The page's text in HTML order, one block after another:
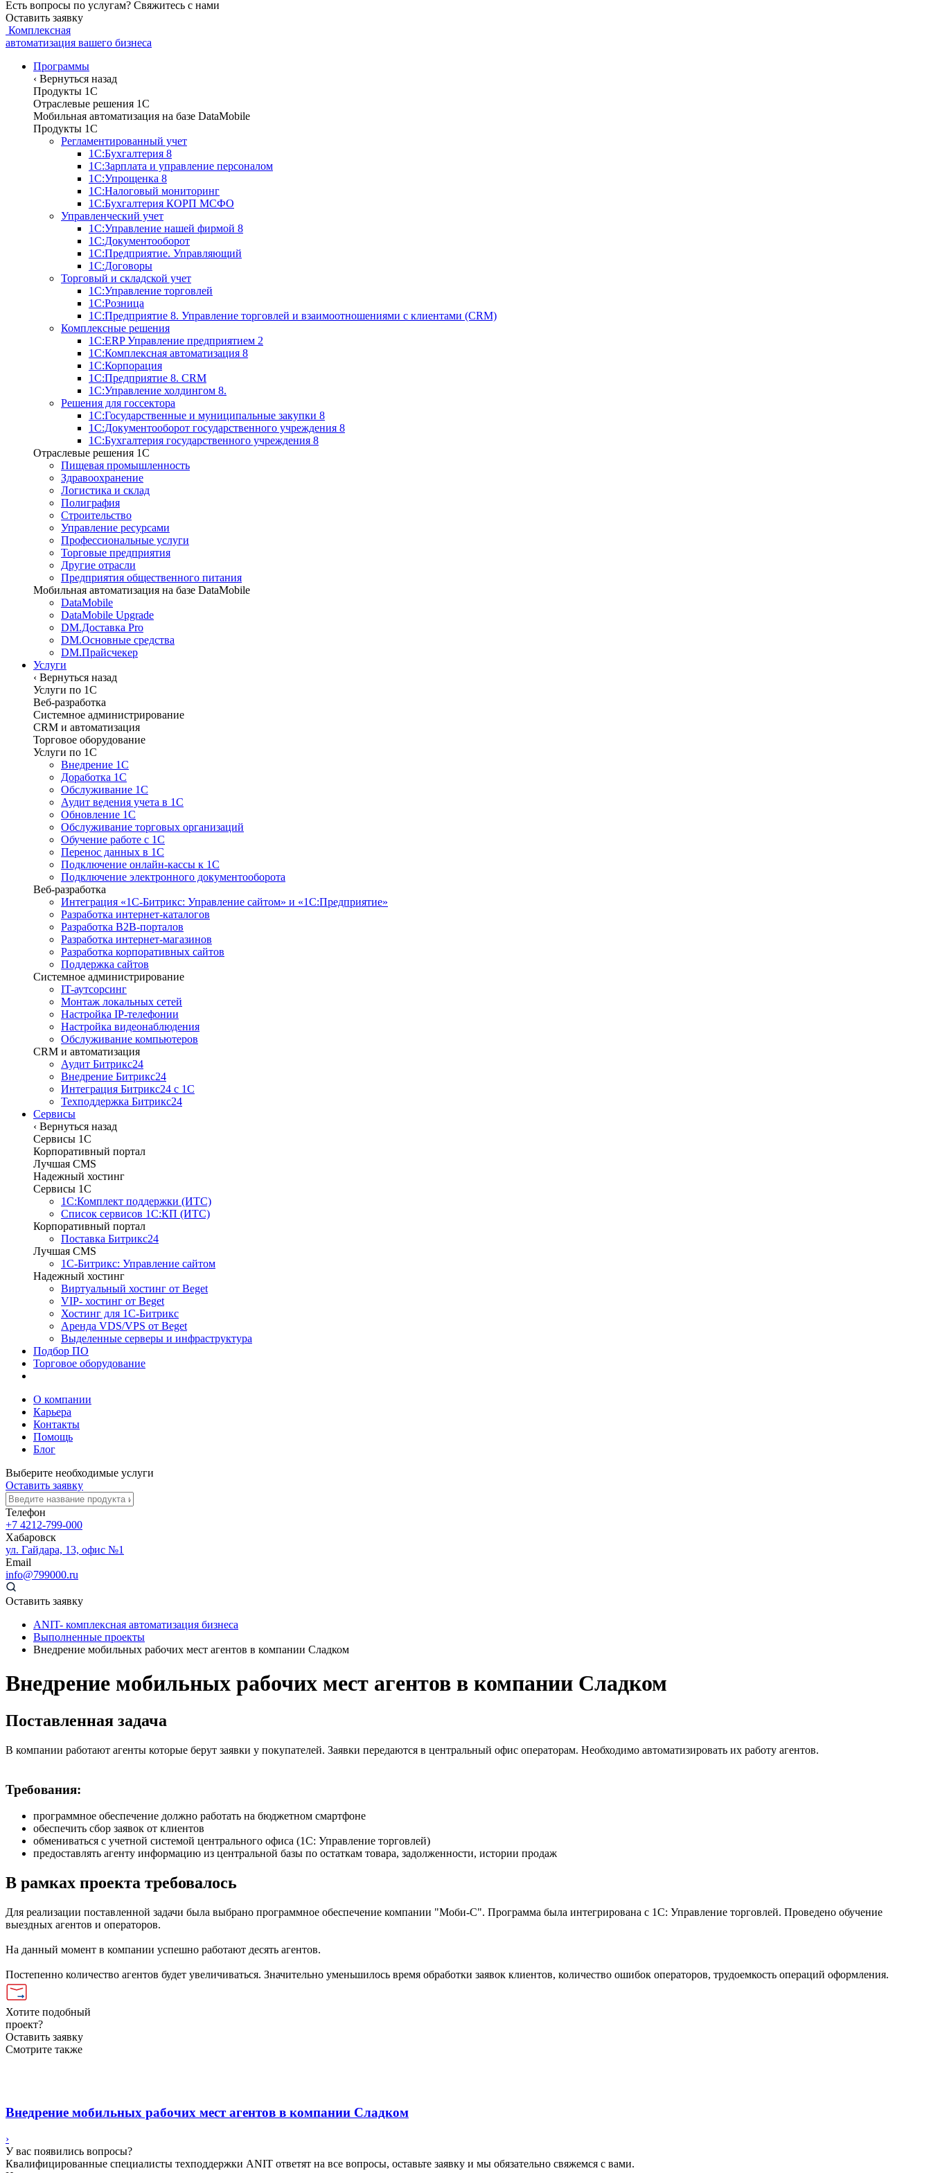
Есть вопросы по услугам? Свяжитесь с нами
Оставить заявку
Комплексная
автоматизация вашего бизнеса
Программы
‹ Вернуться назад
Продукты 1С
Отраслевые решения 1C
Мобильная автоматизация на базе DataMobile
Продукты 1С
Регламентированный учет
1С:Бухгалтерия 8
1С:Зарплата и управление персоналом
1С:Упрощенка 8
1С:Налоговый мониторинг
1С:Бухгалтерия КОРП МСФО
Управленческий учет
1С:Управление нашей фирмой 8
1С:Документооборот
1С:Предприятие. Управляющий
1С:Договоры
Торговый и складской учет
1С:Управление торговлей
1С:Розница
1С:Предприятие 8. Управление торговлей и взаимоотношениями с клиентами (CRM)
Комплексные решения
1С:ERP Управление предприятием 2
1С:Комплексная автоматизация 8
1С:Корпорация
1С:Предприятие 8. CRM
1С:Управление холдингом 8.
Решения для госсектора
1С:Государственные и муниципальные закупки 8
1С:Документооборот государственного учреждения 8
1С:Бухгалтерия государственного учреждения 8
Отраслевые решения 1C
Пищевая промышленность
Здравоохранение
Логистика и склад
Полиграфия
Строительство
Управление ресурсами
Профессиональные услуги
Торговые предприятия
Другие отрасли
Предприятия общественного питания
Мобильная автоматизация на базе DataMobile
DataMobile
DataMobile Upgrade
DM.Доставка Pro
DM.Основные средства
DM.Прайсчекер
Услуги
‹ Вернуться назад
Услуги по 1С
Веб-разработка
Системное администрирование
CRM и автоматизация
Торговое оборудование
Услуги по 1С
Внедрение 1С
Доработка 1С
Обслуживание 1С
Аудит ведения учета в 1С
Обновление 1С
Обслуживание торговых организаций
Обучение работе с 1С
Перенос данных в 1С
Подключение онлайн-кассы к 1С
Подключение электронного документооборота
Веб-разработка
Интеграция «1С-Битрикс: Управление сайтом» и «1С:Предприятие»
Разработка интернет-каталогов
Разработка B2B-порталов
Разработка интернет-магазинов
Разработка корпоративных сайтов
Поддержка сайтов
Системное администрирование
IT-аутсорсинг
Монтаж локальных сетей
Настройка IP-телефонии
Настройка видеонаблюдения
Обслуживание компьютеров
CRM и автоматизация
Аудит Битрикс24
Внедрение Битрикс24
Интеграция Битрикс24 с 1С
Техподдержка Битрикс24
Сервисы
‹ Вернуться назад
Сервисы 1C
Корпоративный портал
Лучшая CMS
Надежный хостинг
Сервисы 1C
1С:Комплект поддержки (ИТС)
Список сервисов 1С:КП (ИТС)
Корпоративный портал
Поставка Битрикс24
Лучшая CMS
1С-Битрикс: Управление сайтом
Надежный хостинг
Виртуальный хостинг от Beget
VIP- хостинг от Beget
Хостинг для 1С-Битрикс
Аренда VDS/VPS от Beget
Выделенные серверы и инфраструктура
Подбор ПО
Торговое оборудование
О компании
Карьера
Контакты
Помощь
Блог
Выберите необходимые услуги
Оставить заявку
Телефон
+7 4212-799-000
Хабаровск
ул. Гайдара, 13, офис №1
Email
info@799000.ru
Оставить заявку
ANIT- комплексная автоматизация бизнеса
Выполненные проекты
Внедрение мобильных рабочих мест агентов в компании Сладком
Внедрение мобильных рабочих мест агентов в компании Сладком
Поставленная задача
В компании работают агенты которые берут заявки у покупателей. Заявки передаются в центральный офис операторам. Необходимо автоматизировать их работу агентов.
Требования:
программное обеспечение должно работать на бюджетном смартфоне
обеспечить сбор заявок от клиентов
обмениваться с учетной системой центрального офиса (1С: Управление торговлей)
предоставлять агенту информацию из центральной базы по остаткам товара, задолженности, истории продаж
В рамках проекта требовалось
Для реализации поставленной задачи была выбрано программное обеспечение компании "Моби-С". Программа была интегрирована с 1С: Управление торговлей. Проведено обучение
выездных агентов и операторов.
На данный момент в компании успешно работают десять агентов.
Постепенно количество агентов будет увеличиваться. Значительно уменьшилось время обработки заявок клиентов, количество ошибок операторов, трудоемкость операций оформления.
Хотите подобный
проект?
Оставить заявку
Смотрите также
Внедрение мобильных рабочих мест агентов в компании Сладком
›
У вас появились вопросы?
Квалифицированные специалисты техподдержки ANIT ответят на все вопросы, оставьте заявку и мы обязательно свяжемся с вами.